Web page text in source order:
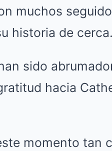
muchos
historia de cerca.
sido
hacia
momento tan